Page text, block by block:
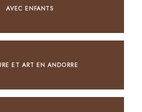
AVEC ENFANTS
ET ART EN ANDORRE